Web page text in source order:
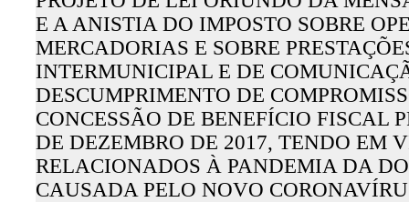
E A ANISTIA DO IMPOSTO SOBRE
MERCADORIAS E SOBRE
INTERMUNICIPAL E DE
DESCUMPRIMENTO DE
CONCESSÃO DE BENEFÍCIO FISCAL
DE DEZEMBRO DE 2017, TENDO EM
RELACIONADOS À PANDEMIA DA
CAUSADA PELO NOVO